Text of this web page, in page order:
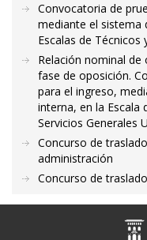
Convocatoria de
mediante el sistema
Escalas de Técnicos
Relación nominal
fase de oposición.
para el ingreso,
interna, en la Escala
Servicios Generales
Concurso de
administración
Concurso de